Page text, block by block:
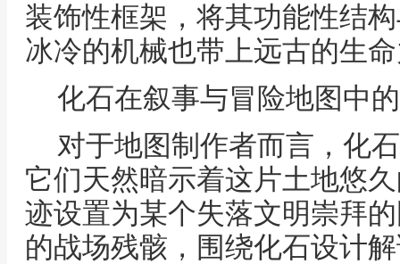
装饰性框架，将其功能性结
冰冷的机械也带上远古的生
化石在叙事与冒险地图中
对于地图制作者而言，化
它们天然暗示着这片土地悠
迹设置为某个失落文明崇拜
的战场残骸，围绕化石设计